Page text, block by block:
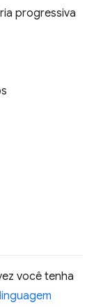
progressiva
você tenha